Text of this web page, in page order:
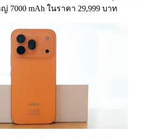
7000 mAh ในราคา 29,999 บาท